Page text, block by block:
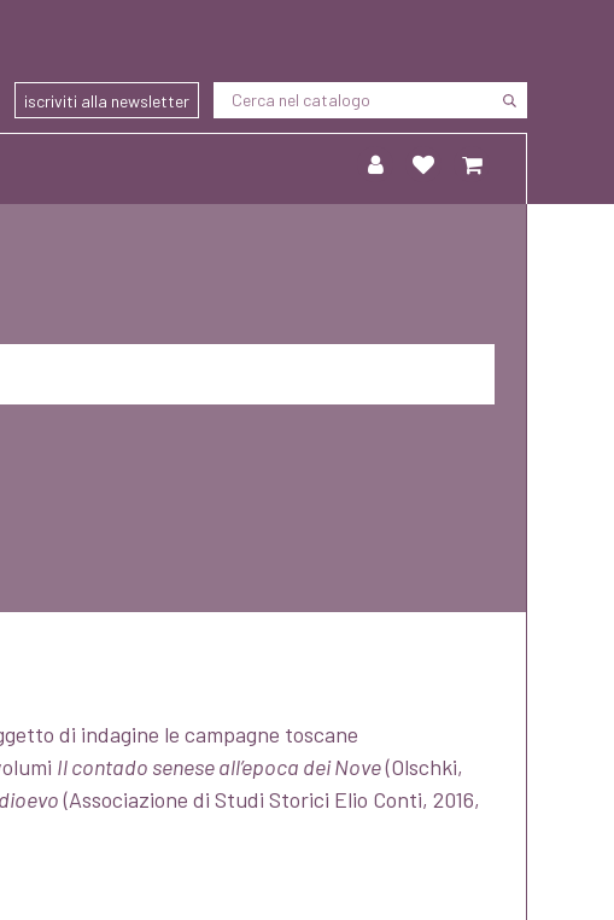
iscriviti alla newsletter
di indagine le campagne toscane
Il contado senese all’epoca dei Nove(Olschki,
(Associazione di Studi Storici Elio Conti, 2016,